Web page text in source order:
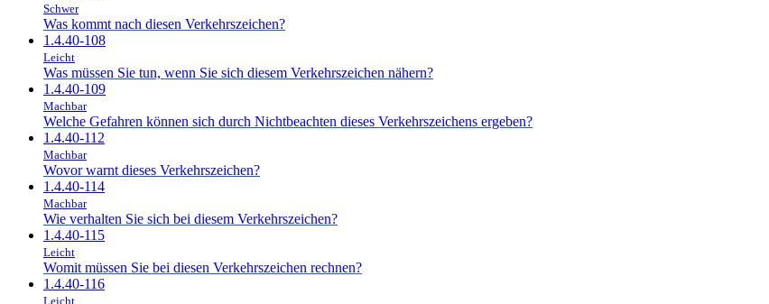
Schwer
Was kommt nach diesen Verkehrszeichen?
1.4.40-108
Leicht
Was müssen Sie tun, wenn Sie sich diesem Verkehrszeichen nähern?
1.4.40-109
Machbar
Welche Gefahren können sich durch Nichtbeachten dieses Verkehrszeichens ergeben?
1.4.40-112
Machbar
Wovor warnt dieses Verkehrszeichen?
1.4.40-114
Machbar
Wie verhalten Sie sich bei diesem Verkehrszeichen?
1.4.40-115
Leicht
Womit müssen Sie bei diesen Verkehrszeichen rechnen?
1.4.40-116
Leicht